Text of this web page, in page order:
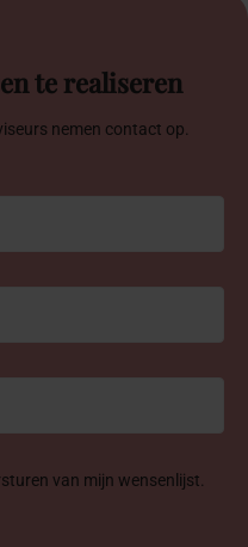
te realiseren
nemen contact op.
van mijn wensenlijst.